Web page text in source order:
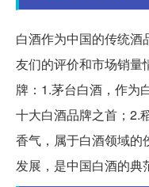
白酒作为中国的传统酒
友们的评价和市场销量
牌：1.茅台白酒，作为
十大白酒品牌之首；2.
香气，属于白酒领域的
发展，是中国白酒的典